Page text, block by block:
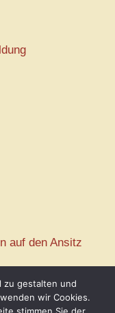
auf den Ansitz
zu gestalten und
wir Cookies.